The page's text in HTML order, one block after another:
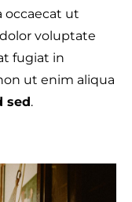
occaecat ut
voluptate
fugiat in
ut enim aliqua
sed.